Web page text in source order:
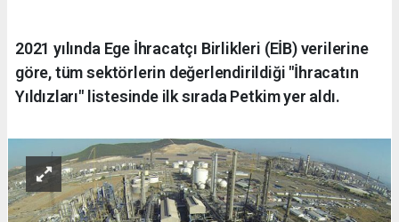
2021 yılında Ege İhracatçı Birlikleri (EİB) verilerine
göre, tüm sektörlerin değerlendirildiği "İhracatın
Yıldızları" listesinde ilk sırada Petkim yer aldı.